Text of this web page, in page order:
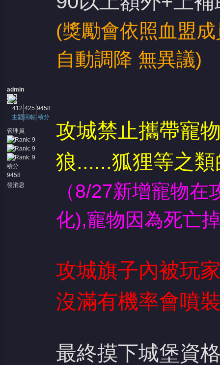
admin
412
主題
425
回帖
9458
積分
管理員
積分
9458
發消息
(獎勵會依照血盟
自動調降 無異議)
攻城禁止攜帶寵
狼......狐狸等之類
（8/27新增寵物
化),寵物因為死亡
攻城旗子內被玩
沒滿有機率會噴
最終摸下城堡資